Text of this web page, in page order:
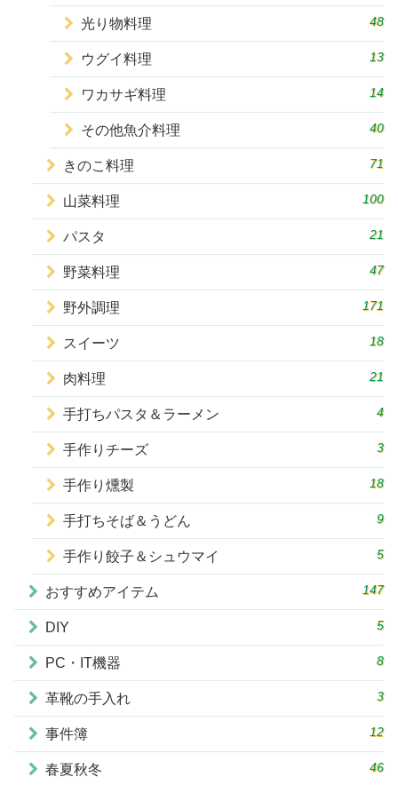
光り物料理 48
ウグイ料理 13
ワカサギ料理 14
その他魚介料理 40
きのこ料理 71
山菜料理 100
パスタ 21
野菜料理 47
野外調理 171
スイーツ 18
肉料理 21
手打ちパスタ＆ラーメン 4
手作りチーズ 3
手作り燻製 18
手打ちそば＆うどん 9
手作り餃子＆シュウマイ 5
おすすめアイテム 147
DIY 5
PC・IT機器 8
革靴の手入れ 3
事件簿 12
春夏秋冬 46